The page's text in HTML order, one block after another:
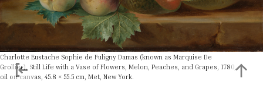
Charlotte Eustache Sophie de Fuligny Damas (known as Marquise De
Grollier), Still Life with a Vase of Flowers, Melon, Peaches, and Grapes, 1780,
oil on canvas, 45.8 × 55.5 cm, Met, New York.